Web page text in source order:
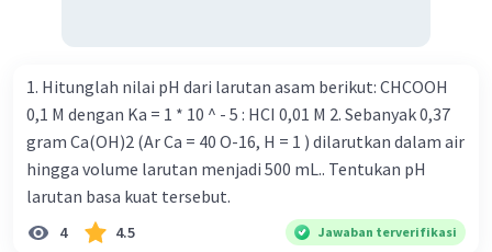
1. Hitunglah nilai pH dari larutan asam berikut: CHCOOH
0,1 M dengan Ka = 1 * 10 ^ - 5 : HCI 0,01 M 2. Sebanyak 0,37
gram Ca(OH)2 (Ar Ca = 40 O-16, H = 1 ) dilarutkan dalam air
hingga volume larutan menjadi 500 mL.. Tentukan pH
larutan basa kuat tersebut.
4 4.5 Jawaban terverifikasi